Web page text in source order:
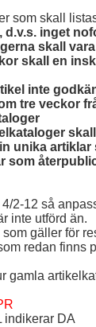
som skall
d.v.s. inget
skall
skall en
inte
tre veckor
unika artiklar
som
2-12 så
inte utförd än.
gäller för
redan finns
gamla
indikerar DA